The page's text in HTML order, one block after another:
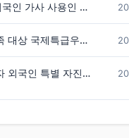
“법무부 외국인 가사 사용인 시범사업, 참여 신청자는 미미”
다문화가족 대상 국제특급우편(EMS) 요금 할인 혜택 -경기도
불법체류자 외국인 특별 자진출국기간 연장